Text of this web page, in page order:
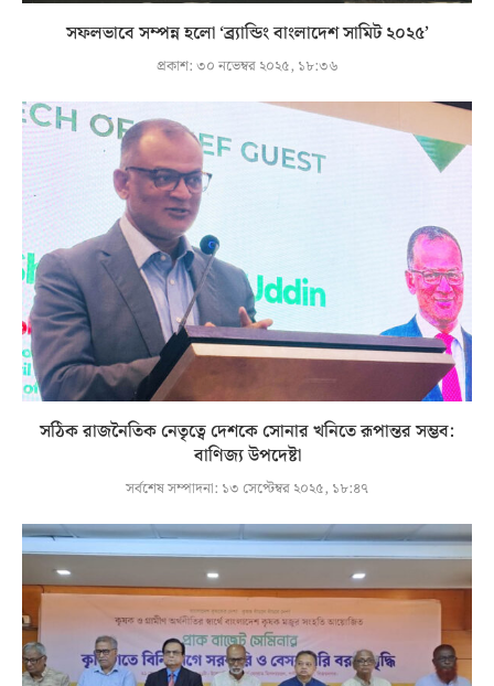
সফলভাবে সম্পন্ন হলো ‘ব্র্যান্ডিং বাংলাদেশ সামিট ২০২৫’
প্রকাশ:৩০ নভেম্বর ২০২৫, ১৮:৩৬
সঠিক রাজনৈতিক নেতৃত্বে দেশকে সোনার খনিতে রূপান্তর সম্ভব:
বাণিজ্য উপদেষ্টা
সর্বশেষ সম্পাদনা: ১৩ সেপ্টেম্বর ২০২৫, ১৮:৪৭